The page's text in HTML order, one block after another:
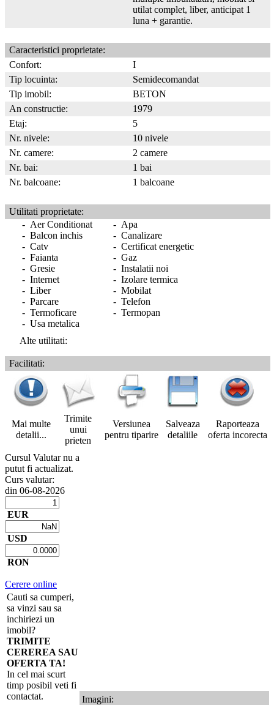
utilat complet, liber, anticipat 1
luna + garantie.
Caracteristici proprietate:
Confort:
I
Tip locuinta:
Semidecomandat
Tip imobil:
BETON
An constructie:
1979
Etaj:
5
Nr. nivele:
10 nivele
Nr. camere:
2 camere
Nr. bai:
1 bai
Nr. balcoane:
1 balcoane
Utilitati proprietate:
- Aer Conditionat
- Apa
- Balcon inchis
- Canalizare
- Catv
- Certificat energetic
- Faianta
- Gaz
- Gresie
- Instalatii noi
- Internet
- Izolare termica
- Liber
- Mobilat
- Parcare
- Telefon
- Termoficare
- Termopan
- Usa metalica
Alte utilitati:
Facilitati:
Mai multe
detalii...
Trimite
unui
prieten
Versiunea
pentru tiparire
Salveaza
detaliile
Raporteaza
oferta incorecta
Imagini:
Cursul Valutar nu a
putut fi actualizat.
Curs valutar:
din 06-08-2026
EUR
USD
RON
Cerere online
Cauti sa cumperi,
sa vinzi sau sa
inchiriezi un
imobil?
TRIMITE
CEREREA SAU
OFERTA TA!
In cel mai scurt
timp posibil veti fi
contactat.